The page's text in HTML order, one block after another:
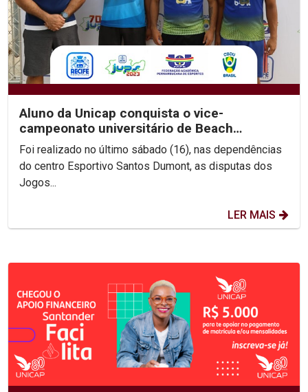
Aluno da Unicap conquista o vice-
campeonato universitário de Beach
Wrestling
Foi realizado no último sábado (16), nas dependências
do centro Esportivo Santos Dumont, as disputas dos
Jogos...
LER MAIS